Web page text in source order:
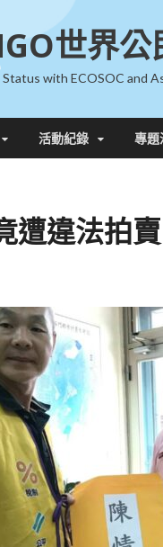
世界
with ECOSOC and
活動紀錄 專題
遭違法拍